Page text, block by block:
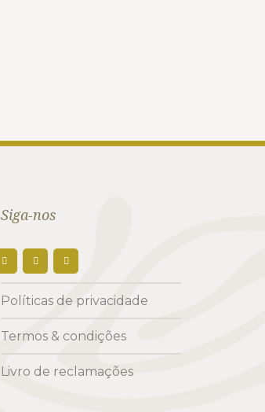
Siga-nos
Políticas de privacidade
Termos & condições
Livro de reclamações